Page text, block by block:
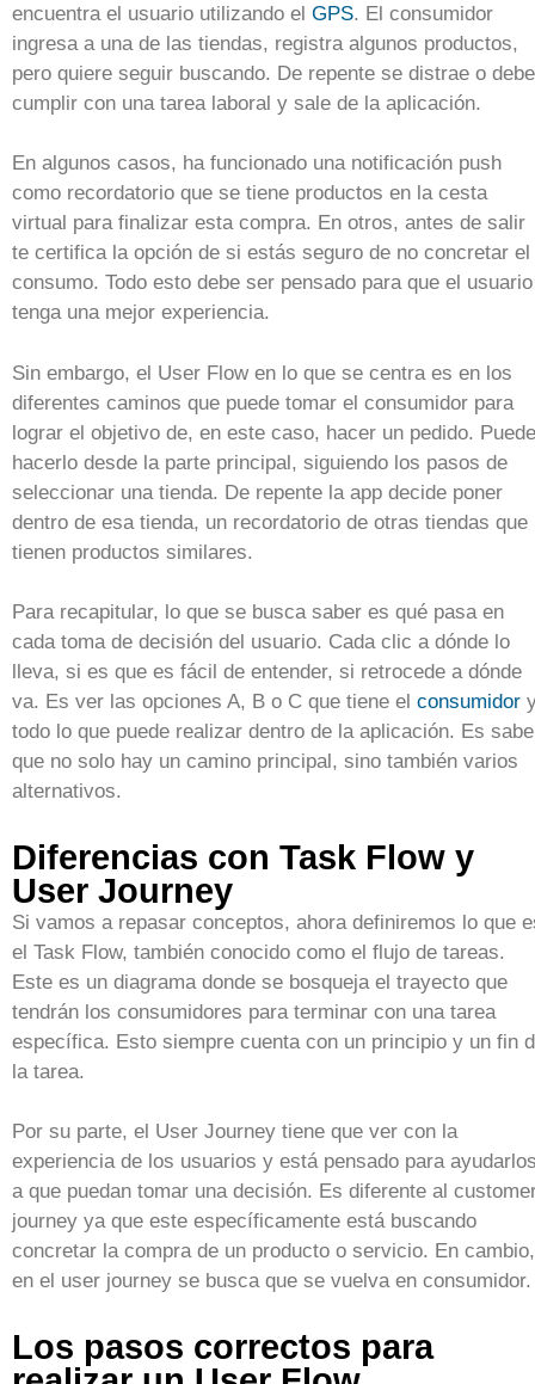
encuentra el usuario utilizando el GPS. El consumidor
ingresa a una de las tiendas, registra algunos productos,
pero quiere seguir buscando. De repente se distrae o debe
cumplir con una tarea laboral y sale de la aplicación.
En algunos casos, ha funcionado una notificación push
como recordatorio que se tiene productos en la cesta
virtual para finalizar esta compra. En otros, antes de salir
te certifica la opción de si estás seguro de no concretar el
consumo. Todo esto debe ser pensado para que el usuario
tenga una mejor experiencia.
Sin embargo, el User Flow en lo que se centra es en los
diferentes caminos que puede tomar el consumidor para
lograr el objetivo de, en este caso, hacer un pedido. Puede
hacerlo desde la parte principal, siguiendo los pasos de
seleccionar una tienda. De repente la app decide poner
dentro de esa tienda, un recordatorio de otras tiendas que
tienen productos similares.
Para recapitular, lo que se busca saber es qué pasa en
cada toma de decisión del usuario. Cada clic a dónde lo
lleva, si es que es fácil de entender, si retrocede a dónde
va. Es ver las opciones A, B o C que tiene el consumidor
todo lo que puede realizar dentro de la aplicación. Es
que no solo hay un camino principal, sino también varios
alternativos.
Diferencias con Task Flow y
User Journey
Si vamos a repasar conceptos, ahora definiremos lo que
el Task Flow, también conocido como el flujo de tareas.
Este es un diagrama donde se bosqueja el trayecto que
tendrán los consumidores para terminar con una tarea
específica. Esto siempre cuenta con un principio y un fin
la tarea.
Por su parte, el User Journey tiene que ver con la
experiencia de los usuarios y está pensado para
a que puedan tomar una decisión. Es diferente al
journey ya que este específicamente está buscando
concretar la compra de un producto o servicio. En cambio,
en el user journey se busca que se vuelva en consumidor.
Los pasos correctos para